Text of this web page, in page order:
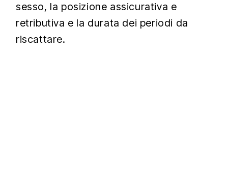
sesso, la posizione assicurativa e
retributiva e la durata dei periodi da
riscattare.